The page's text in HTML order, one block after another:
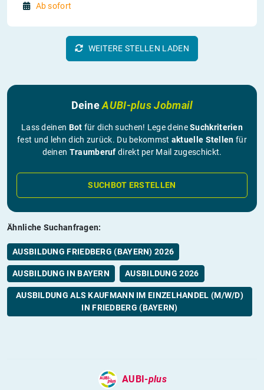
Ab sofort
WEITERE STELLEN LADEN
DeineAUBI-plus Jobmail
Lass deinen Bot für dich suchen! Lege deineSuchkriterien
fest und lehn dich zurück. Du bekommst aktuelle Stellen für
deinen Traumberuf direkt per Mail zugeschickt.
SUCHBOT ERSTELLEN
Ähnliche Suchanfragen:
AUSBILDUNG FRIEDBERG (BAYERN) 2026
AUSBILDUNG IN BAYERN AUSBILDUNG 2026
AUSBILDUNG ALS KAUFMANN IM EINZELHANDEL (M/W/D)
IN FRIEDBERG (BAYERN)
AUBI-plus